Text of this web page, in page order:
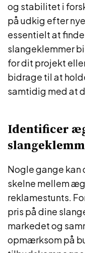
og stabilitet i
på udkig efter
essentielt at
slangeklemmer
for dit projekt
bidrage til at
samtidig med at
Identificer
Nogle gange
skelne mellem
reklamestunts.
pris på dine
markedet og
opmærksom på